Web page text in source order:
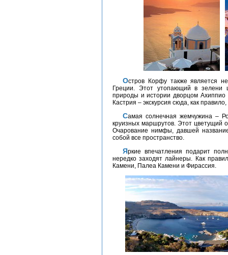
Остров Корфу также является незаменимым элементом популярных круизов по
Греции. Этот утопающий в зелени
природы и истории дворцом
Кастрия – экскурсия сюда, как
Самая солнечная жемчужина – Родос также не остается в стороне от греческих
круизных маршрутов. Этот цветущий
Очарование нимфы, давшей
собой все пространство.
Яркие впечатления подарит полные шарма улочки Санторини, в порт которого
нередко заходят лайнеры. Как
Камени, Палеа Камени и Фирассия.